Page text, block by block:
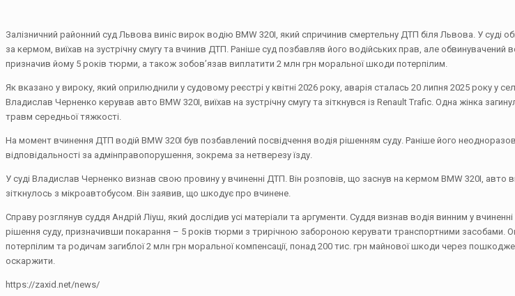
Залізничний районний суд Львова виніс вирок водію BMW 320I, який спричинив смертельну ДТП біля Львова. У суді
за кермом, виїхав на зустрічну смугу та вчинив ДТП. Раніше суд позбавляв його водійських прав, але обвинувачений
призначив йому 5 років тюрми, а також зобов’язав виплатити 2 млн грн моральної шкоди потерпілим.
Як вказано у вироку, який оприлюднили у судовому реєстрі у квітні 2026 року, аварія сталась 20 липня 2025 року у
Владислав Черненко керував авто BMW 320I, виїхав на зустрічну смугу та зіткнувся із Renault Trafic. Одна жінка
травм середньої тяжкості.
На момент вчинення ДТП водій BMW 320I був позбавлений посвідчення водія рішенням суду. Раніше його
відповідальності за адмінправопорушення, зокрема за нетверезу їзду.
У суді Владислав Черненко визнав свою провину у вчиненні ДТП. Він розповів, що заснув на кермом BMW 320I, авто
зіткнулось з мікроавтобусом. Він заявив, що шкодує про вчинене.
Справу розглянув суддя Андрій Ліуш, який дослідив усі матеріали та аргументи. Суддя визнав водія винним у
рішення суду, призначивши покарання – 5 років тюрми з трирічною забороною керувати транспортними засобами.
потерпілим та родичам загиблої 2 млн грн моральної компенсації, понад 200 тис. грн майнової шкоди через
оскаржити.
https://zaxid.net/news/